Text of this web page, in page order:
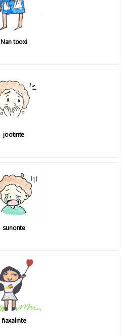
Nan tooxi
jootinte
sunonte
ñaxalinte